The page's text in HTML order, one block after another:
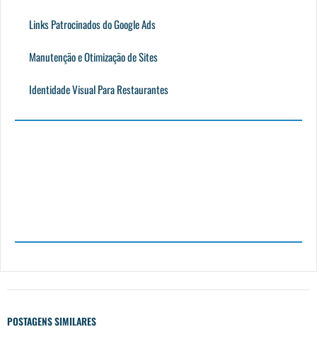
Links Patrocinados do Google Ads
Manutenção e Otimização de Sites
Identidade Visual Para Restaurantes
POSTAGENS SIMILARES